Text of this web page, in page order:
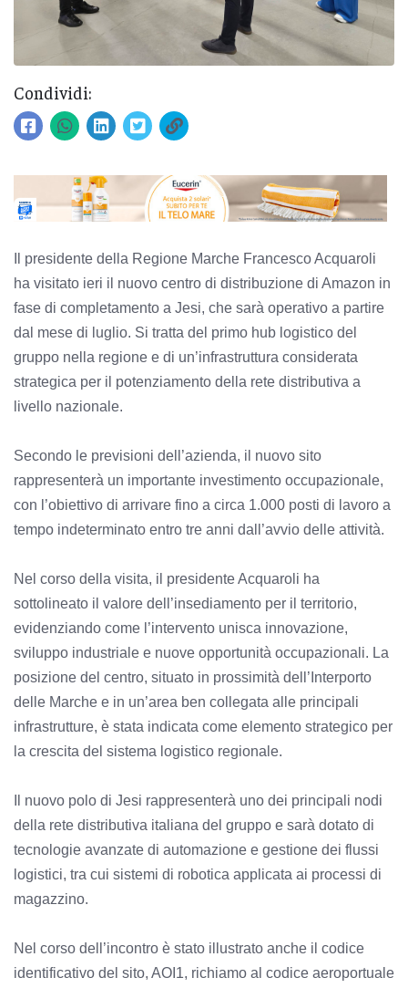
Condividi:
Il presidente della Regione Marche Francesco Acquaroli
ha visitato ieri il nuovo centro di distribuzione di Amazon in
fase di completamento a Jesi, che sarà operativo a partire
dal mese di luglio. Si tratta del primo hub logistico del
gruppo nella regione e di un’infrastruttura considerata
strategica per il potenziamento della rete distributiva a
livello nazionale.
Secondo le previsioni dell’azienda, il nuovo sito
rappresenterà un importante investimento occupazionale,
con l’obiettivo di arrivare fino a circa 1.000 posti di lavoro a
tempo indeterminato entro tre anni dall’avvio delle attività.
Nel corso della visita, il presidente Acquaroli ha
sottolineato il valore dell’insediamento per il territorio,
evidenziando come l’intervento unisca innovazione,
sviluppo industriale e nuove opportunità occupazionali. La
posizione del centro, situato in prossimità dell’Interporto
delle Marche e in un’area ben collegata alle principali
infrastrutture, è stata indicata come elemento strategico per
la crescita del sistema logistico regionale.
Il nuovo polo di Jesi rappresenterà uno dei principali nodi
della rete distributiva italiana del gruppo e sarà dotato di
tecnologie avanzate di automazione e gestione dei flussi
logistici, tra cui sistemi di robotica applicata ai processi di
magazzino.
Nel corso dell’incontro è stato illustrato anche il codice
identificativo del sito, AOI1, richiamo al codice aeroportuale